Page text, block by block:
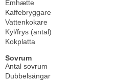
Emhætte
Kaffebryggare
Vattenkokare
Kyl/frys (antal)
Kokplatta
Sovrum
Antal sovrum
Dubbelsängar